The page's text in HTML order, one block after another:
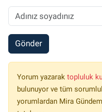
Gönder
Yorum yazarak topluluk
bulunuyor ve tüm
yorumlardan Mira